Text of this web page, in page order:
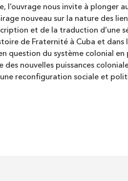
l’ouvrage nous invite à
nouveau sur la nature des
et de la traduction d’une
de Fraternité à Cuba et
question du système colonial
des nouvelles puissances
reconfiguration sociale et